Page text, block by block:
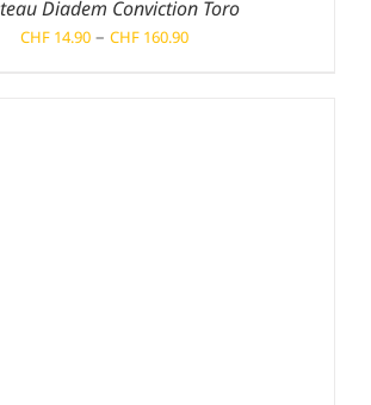
Diadem Conviction Toro
CHF14.90 – CHF160.90Preisspanne: